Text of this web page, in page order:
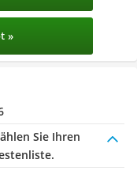
»
Sie Ihren